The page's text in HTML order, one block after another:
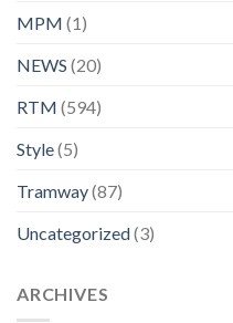
MPM (1)
NEWS (20)
RTM (594)
Style(5)
Tramway(87)
Uncategorized(3)
ARCHIVES